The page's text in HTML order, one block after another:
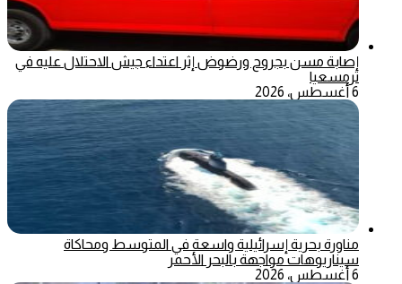
إصابة مسن بجروح ورضوض إثر اعتداء جيش الاحتلال عليه في
ترمسعيا
6 أغسطس، 2026
مناورة بحرية إسرائيلية واسعة في المتوسط ومحاكاة
سيناريوهات مواجهة بالبحر الأحمر
6 أغسطس، 2026